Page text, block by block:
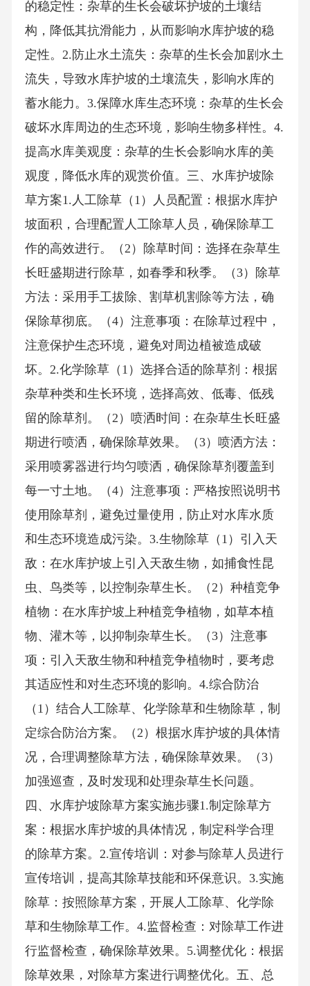
的稳定性：杂草的生长会破坏护坡的土壤结
构，降低其抗滑能力，从而影响水库护坡的稳
定性。2.防止水土流失：杂草的生长会加剧水土
流失，导致水库护坡的土壤流失，影响水库的
蓄水能力。3.保障水库生态环境：杂草的生长会
破坏水库周边的生态环境，影响生物多样性。4.
提高水库美观度：杂草的生长会影响水库的美
观度，降低水库的观赏价值。三、水库护坡除
草方案1.人工除草（1）人员配置：根据水库护
坡面积，合理配置人工除草人员，确保除草工
作的高效进行。（2）除草时间：选择在杂草生
长旺盛期进行除草，如春季和秋季。（3）除草
方法：采用手工拔除、割草机割除等方法，确
保除草彻底。（4）注意事项：在除草过程中，
注意保护生态环境，避免对周边植被造成破
坏。2.化学除草（1）选择合适的除草剂：根据
杂草种类和生长环境，选择高效、低毒、低残
留的除草剂。（2）喷洒时间：在杂草生长旺盛
期进行喷洒，确保除草效果。（3）喷洒方法：
采用喷雾器进行均匀喷洒，确保除草剂覆盖到
每一寸土地。（4）注意事项：严格按照说明书
使用除草剂，避免过量使用，防止对水库水质
和生态环境造成污染。3.生物除草（1）引入天
敌：在水库护坡上引入天敌生物，如捕食性昆
虫、鸟类等，以控制杂草生长。（2）种植竞争
植物：在水库护坡上种植竞争植物，如草本植
物、灌木等，以抑制杂草生长。（3）注意事
项：引入天敌生物和种植竞争植物时，要考虑
其适应性和对生态环境的影响。4.综合防治
（1）结合人工除草、化学除草和生物除草，制
定综合防治方案。（2）根据水库护坡的具体情
况，合理调整除草方法，确保除草效果。（3）
加强巡查，及时发现和处理杂草生长问题。
四、水库护坡除草方案实施步骤1.制定除草方
案：根据水库护坡的具体情况，制定科学合理
的除草方案。2.宣传培训：对参与除草人员进行
宣传培训，提高其除草技能和环保意识。3.实施
除草：按照除草方案，开展人工除草、化学除
草和生物除草工作。4.监督检查：对除草工作进
行监督检查，确保除草效果。5.调整优化：根据
除草效果，对除草方案进行调整优化。五、总